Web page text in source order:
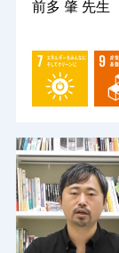
前多 肇 先生